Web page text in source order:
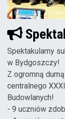
Spektakularny
w Bydgoszczy!
Z ogromną
centralnego
Budowlanych!
- 9 uczniów